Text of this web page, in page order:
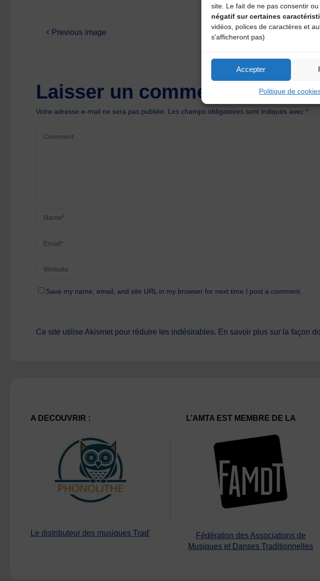
site. Le fait de ne pas consentir
négatif sur certaines
vidéos, polices de caractères et
s'afficheront pas)
Accepter
Politique de
Previous image
Laisser un commentaire
Votre adresse e-mail ne sera pas publiée. Les champs obligatoires sont indiqués avec*
Save my name, email, and site URL in my browser for next time I post a comment.
Ce site utilise Akismet pour réduire les indésirables. En savoir plus sur la façon
A DECOUVRIR :
Le distributeur des musiques Trad'
L’AMTA EST MEMBRE DE LA
Fédération des Associations de
Musiques et Danses Traditionnelles